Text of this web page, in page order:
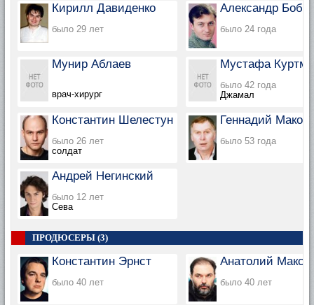
Кирилл Давиденко
было 29 лет
Александр
было 24 года
Мунир Аблаев
врач-хирург
Мустафа
было 42 года
Джамал
Константин Шелестун
было 26 лет
солдат
Геннадий
было 53 года
Андрей Негинский
было 12 лет
Сева
ПРОДЮСЕРЫ (3)
Константин Эрнст
было 40 лет
Анатолий
было 40 лет